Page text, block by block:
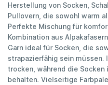
Herstellung von Socken,
Pullovern, die sowohl warm
Perfekte Mischung für
Kombination aus
Garn ideal für Socken, die
strapazierfähig sein müssen.
trocken, während die Socken
behalten. Vielseitige